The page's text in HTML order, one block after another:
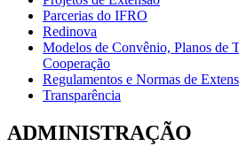
Parcerias do IFRO
Redinova
Modelos de Convênio, Planos de
Cooperação
Regulamentos e Normas de
Transparência
ADMINISTRAÇÃO